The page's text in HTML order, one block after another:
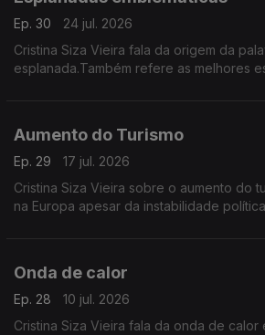
Ep. 30
24 jul. 2026
Cristina Siza Vieira fala da origem da
esplanada.Também refere as melhores
Aumento do Turismo
Ep. 29
17 jul. 2026
Cristina Siza Vieira sobre o aumento do
na Europa apesar da instabilidade
Onda de calor
Ep. 28
10 jul. 2026
Cristina Siza Vieira fala da onda de calor